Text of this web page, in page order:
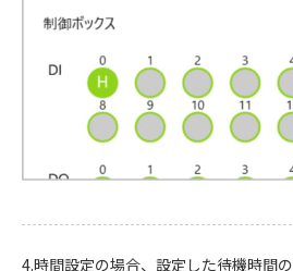
4.時間設定の場合、設定した待機時間